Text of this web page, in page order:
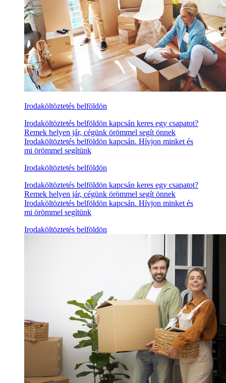
Irodaköltöztetés belföldön
Irodaköltöztetés belföldön kapcsán keres egy csapatot?
Remek helyen jár, cégünk örömmel segít önnek
Irodaköltöztetés belföldön kapcsán. Hívjon minket és
mi örömmel segítünk
Irodaköltöztetés belföldön
Irodaköltöztetés belföldön kapcsán keres egy csapatot?
Remek helyen jár, cégünk örömmel segít önnek
Irodaköltöztetés belföldön kapcsán. Hívjon minket és
mi örömmel segítünk
Irodaköltöztetés belföldön